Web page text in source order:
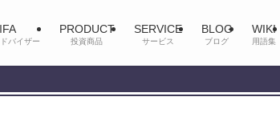
IFA
バイザー
PRODUCT
投資商品
SERVICE
サービス
BLOG
ブログ
WIKI
用語集